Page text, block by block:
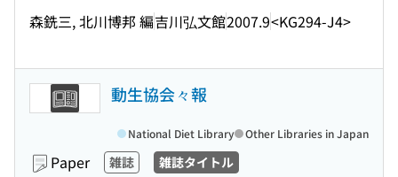
森銑三, 北川博邦 編吉川弘文館2007.9<KG294-J4>
動生協会々報
Paper 雑誌 雑誌タイトル
National Diet Library Other Libraries in Japan